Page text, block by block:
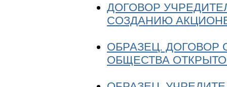
ДОГОВОР
СОЗДАНИЮ
ОБРАЗЕЦ. ДОГОВОР
ОБЩЕСТВА